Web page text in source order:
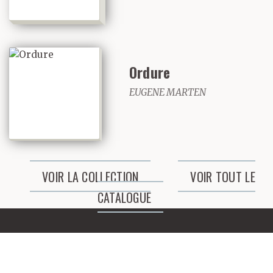
par des impératifs
médiatiques, que par
démarche.
Celle-ci, cependant,
tenait toute entière
dans une phrase que
Ordure
EUGENE MARTEN
VOIR LA COLLECTION
VOIR TOUT LE
CATALOGUE